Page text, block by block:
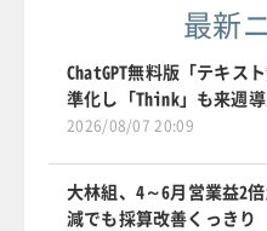
最新
ChatGPT無料版「テキス
準化し「Think」も来週
2026/08/07 20:09
大林組、4～6月営業益2
減でも採算改善くっきり